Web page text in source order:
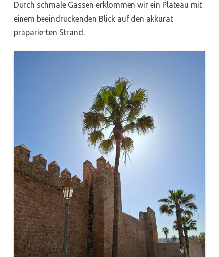
Durch schmale Gassen erklommen wir ein Plateau mit
einem beeindruckenden Blick auf den akkurat
präparierten Strand.